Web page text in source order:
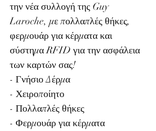
την νέα συλλογή της Guy
Laroche, με πολλαπλές θήκες,
φερμουάρ για κέρματα και
σύστημα RFID για την ασφάλεια
των καρτών σας!
- Γνήσιο Δέρμα
- Χειροποίητο
- Πολλαπλές θήκες
- Φερμουάρ για κέρματα